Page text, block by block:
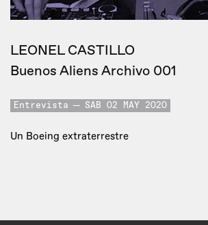
LEONEL CASTILLO
Buenos Aliens Archivo 001
Entrevista SAB 02 MAY 2020
Un Boeing extraterrestre